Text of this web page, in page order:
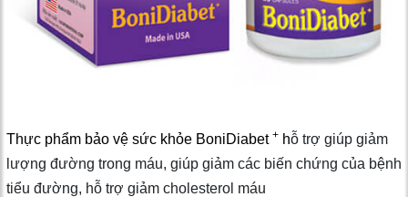
Thực phẩm bảo vệ sức khỏe BoniDiabet + hỗ trợ giúp giảm
lượng đường trong máu, giúp giảm các biến chứng của bệnh
tiểu đường, hỗ trợ giảm cholesterol máu